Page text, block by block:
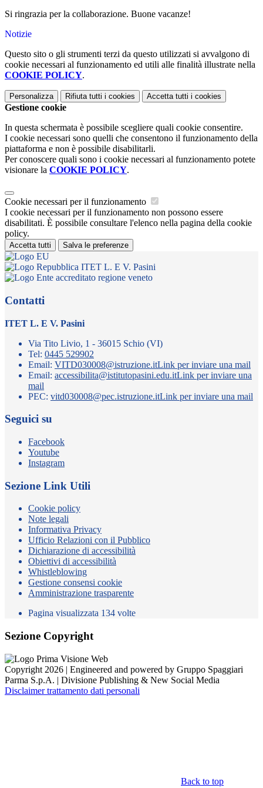
Si ringrazia per la collaborazione. Buone vacanze!
Notizie
Questo sito o gli strumenti terzi da questo utilizzati si avvalgono di
cookie necessari al funzionamento ed utili alle finalità illustrate nella
COOKIE POLICY.
Personalizza Rifiuta tutti i cookies Accetta tutti i cookies
Gestione cookie
In questa schermata è possibile scegliere quali cookie consentire.
I cookie necessari sono quelli che consentono il funzionamento della
piattaforma e non è possibile disabilitarli.
Per conoscere quali sono i cookie necessari al funzionamento potete
visionare la COOKIE POLICY.
Cookie necessari per il funzionamento
I cookie necessari per il funzionamento non possono essere
disabilitati. È possibile consultare l'elenco nella pagina della cookie
policy.
Accetta tutti Salva le preferenze
ITET L. E V. Pasini
Contatti
ITET L. E V. Pasini
Via Tito Livio, 1 - 36015 Schio (VI)
Tel: 0445 529902
Email: VITD030008@istruzione.itLink per inviare una mail
Email: accessibilita@istitutopasini.edu.itLink per inviare una
mail
PEC: vitd030008@pec.istruzione.itLink per inviare una mail
Seguici su
Facebook
Youtube
Instagram
Sezione Link Utili
Cookie policy
Note legali
Informativa Privacy
Ufficio Relazioni con il Pubblico
Dichiarazione di accessibilità
Obiettivi di accessibilità
Whistleblowing
Gestione consensi cookie
Amministrazione trasparente
Pagina visualizzata 134 volte
Sezione Copyright
Copyright 2026 | Engineered and powered by Gruppo Spaggiari
Parma S.p.A. | Divisione Publishing & New Social Media
Disclaimer trattamento dati personali
Back to top